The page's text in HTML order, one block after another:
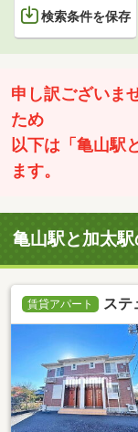
検索条件を保存
申し訳ございま
ため
以下は「亀山駅
ます。
亀山駅と加太
賃貸アパート ステ